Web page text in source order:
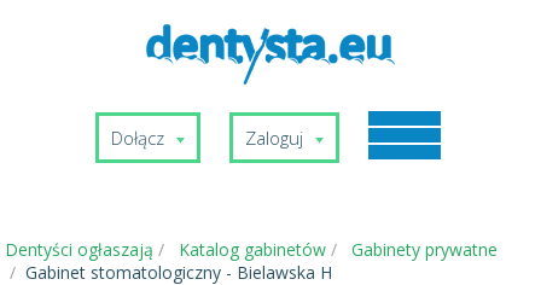
Dołącz Zaloguj
Dentyści ogłaszają Katalog gabinetów
Gabinety prywatne
Gabinet stomatologiczny - Bielawska H